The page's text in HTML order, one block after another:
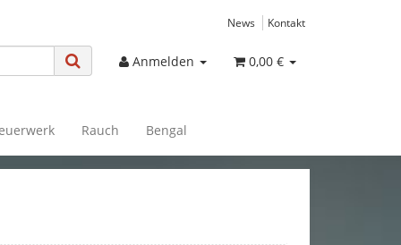
News Kontakt
Anmelden 0,00 €
Rauch Bengal